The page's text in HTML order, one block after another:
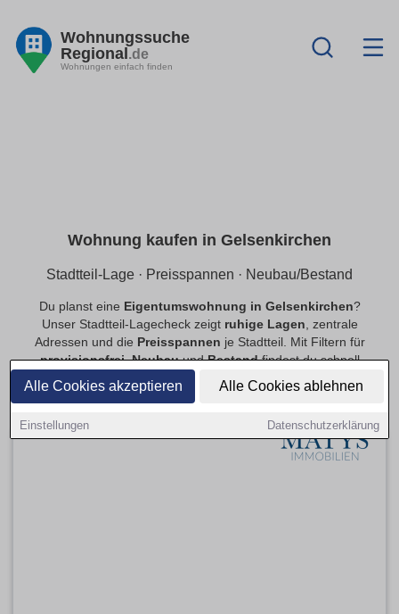
Alle Cookies akzeptieren Alle Cookies ablehnen
Einstellungen Datenschutzerklärung
Wohnungssuche
Regional.de
Wohnungen einfach finden
Wohnung kaufen in Gelsenkirchen
Stadtteil-Lage · Preisspannen · Neubau/Bestand
Du planst eine Eigentumswohnung in Gelsenkirchen?
Unser Stadtteil-Lagecheck zeigt ruhige Lagen , zentrale
Adressen und die Preisspannen je Stadtteil. Mit Filtern für
provisionsfrei,NeubauundBestandfindest du schnell
passende Angebote.